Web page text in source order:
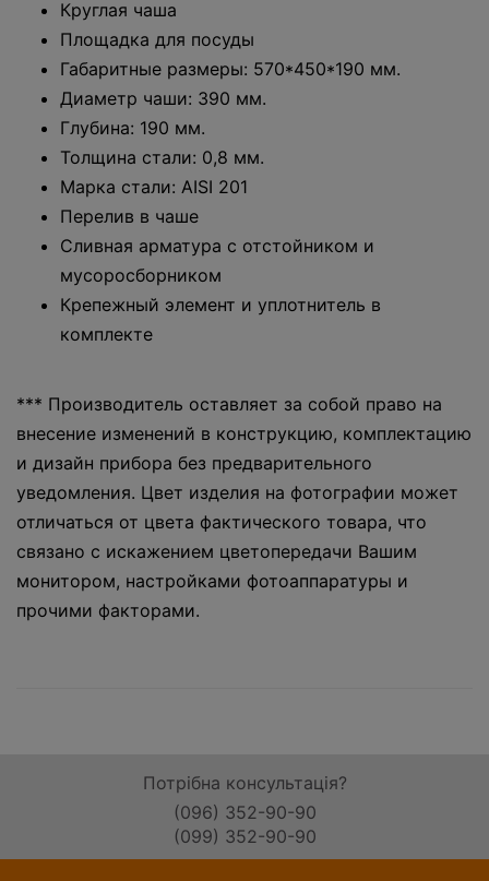
Круглая чаша
Площадка для посуды
Габаритные размеры: 570*450*190 мм.
Диаметр чаши: 390 мм.
Глубина: 190 мм.
Толщина стали: 0,8 мм.
Марка стали: AISI 201
Перелив в чаше
Сливная арматура с отстойником и
мусоросборником
Крепежный элемент и уплотнитель в
комплекте
*** Производитель оставляет за собой право на
внесение изменений в конструкцию, комплектацию
и дизайн прибора без предварительного
уведомления. Цвет изделия на фотографии может
отличаться от цвета фактического товара, что
связано с искажением цветопередачи Вашим
монитором, настройками фотоаппаратуры и
прочими факторами.
Потрібна консультація?
(096) 352-90-90
(099) 352-90-90